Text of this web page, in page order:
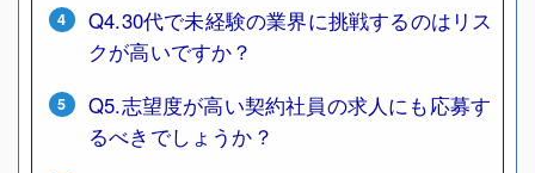
Q4.30代で未経験の業界に挑戦するのはリス
クが高いですか？
Q5.志望度が高い契約社員の求人にも応募す
るべきでしょうか？